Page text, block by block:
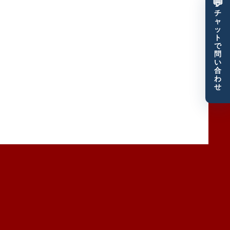
💬
チ
ャ
ッ
ト
で
問
い
合
わ
せ